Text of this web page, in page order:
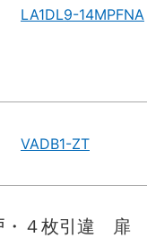
LA1DL9-14MPFNA
VADB1-ZT
４枚引違 扉